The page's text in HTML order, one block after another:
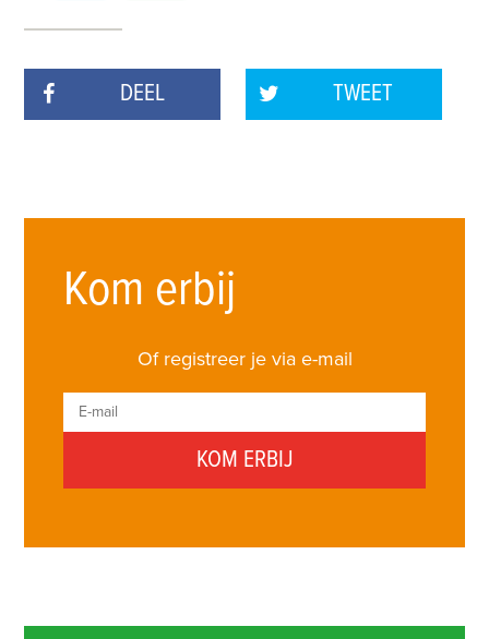
DEEL TWEET
Kom erbij
Of registreer je via e-mail